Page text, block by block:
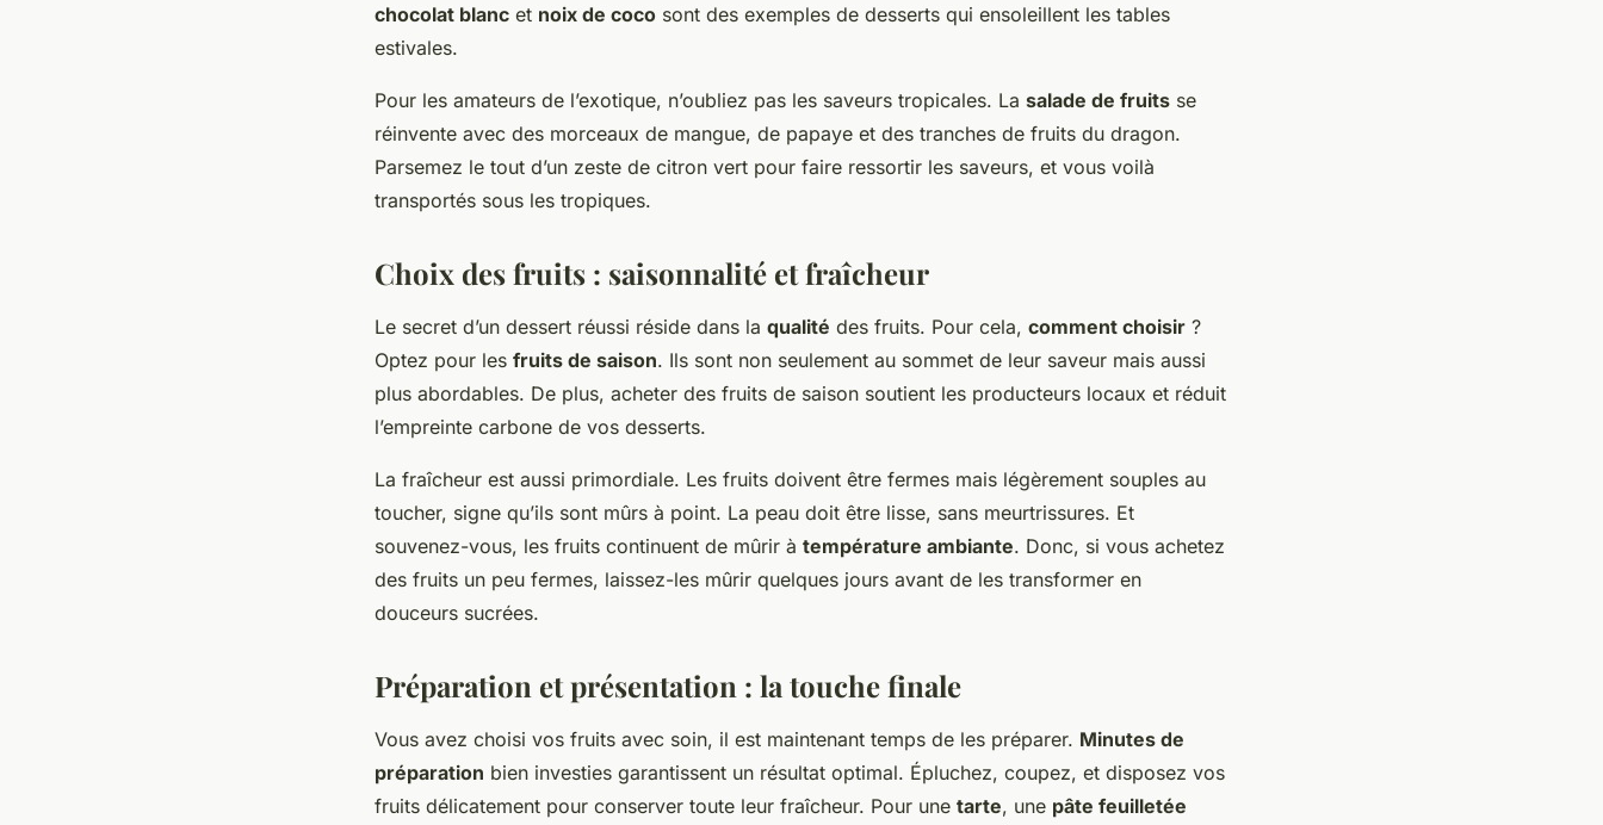
chocolat blanc et noix de coco sont des exemples de desserts qui ensoleillent les tables
estivales.
Pour les amateurs de l’exotique, n’oubliez pas les saveurs tropicales. La salade de fruits se
réinvente avec des morceaux de mangue, de papaye et des tranches de fruits du dragon.
Parsemez le tout d’un zeste de citron vert pour faire ressortir les saveurs, et vous voilà
transportés sous les tropiques.
Choix des fruits : saisonnalité et fraîcheur
Le secret d’un dessert réussi réside dans la qualité des fruits. Pour cela, comment choisir ?
Optez pour les fruits de saison. Ils sont non seulement au sommet de leur saveur mais aussi
plus abordables. De plus, acheter des fruits de saison soutient les producteurs locaux et réduit
l’empreinte carbone de vos desserts.
La fraîcheur est aussi primordiale. Les fruits doivent être fermes mais légèrement souples au
toucher, signe qu’ils sont mûrs à point. La peau doit être lisse, sans meurtrissures. Et
souvenez-vous, les fruits continuent de mûrir à température ambiante. Donc, si vous achetez
des fruits un peu fermes, laissez-les mûrir quelques jours avant de les transformer en
douceurs sucrées.
Préparation et présentation : la touche finale
Vous avez choisi vos fruits avec soin, il est maintenant temps de les préparer. Minutes de
préparation bien investies garantissent un résultat optimal. Épluchez, coupez, et disposez vos
fruits délicatement pour conserver toute leur fraîcheur. Pour une tarte, une pâte feuilletée